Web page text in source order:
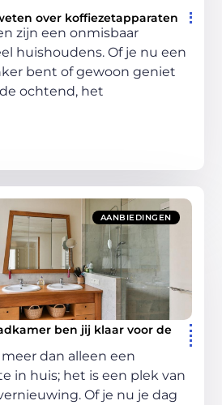
over koffiezetapparaten
zijn een onmisbaar
huishoudens. Of je nu een
bent of gewoon geniet
ochtend, het
AANBIEDINGEN
ben jij klaar voor de
dan alleen een
in huis; het is een plek van
Of je nu je dag